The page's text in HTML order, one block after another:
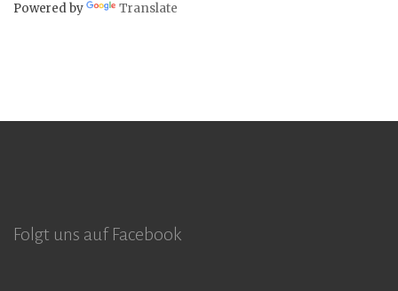
Powered by Translate
Folgt uns auf Facebook